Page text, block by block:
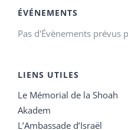
ÉVÉNEMENTS
Pas d'Évènements prévus
LIENS UTILES
Le Mémorial de la Shoah
Akadem
L’Ambassade d’Israël